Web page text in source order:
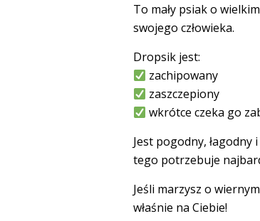
To mały psiak o
swojego człowieka.
Dropsik jest:
zachipowany
zaszczepiony
wkrótce czeka go
Jest pogodny, łagodny
tego potrzebuje
Jeśli marzysz o
właśnie na Ciebie!